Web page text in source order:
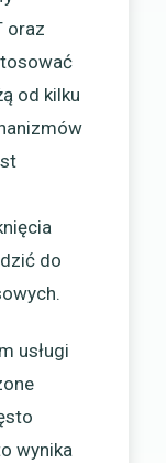
oraz
od kilku
do
usługi
wynika